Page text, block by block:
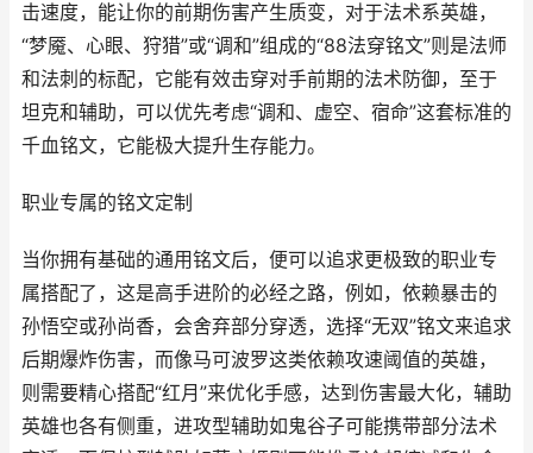
击速度，能让你的前期伤害产生质变，对于法术系英雄，
“梦魇、心眼、狩猎”或“调和”组成的“88法穿铭文”则是法师
和法刺的标配，它能有效击穿对手前期的法术防御，至于
坦克和辅助，可以优先考虑“调和、虚空、宿命”这套标准的
千血铭文，它能极大提升生存能力。
职业专属的铭文定制
当你拥有基础的通用铭文后，便可以追求更极致的职业专
属搭配了，这是高手进阶的必经之路，例如，依赖暴击的
孙悟空或孙尚香，会舍弃部分穿透，选择“无双”铭文来追求
后期爆炸伤害，而像马可波罗这类依赖攻速阈值的英雄，
则需要精心搭配“红月”来优化手感，达到伤害最大化，辅助
英雄也各有侧重，进攻型辅助如鬼谷子可能携带部分法术